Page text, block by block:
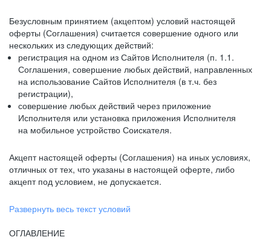
Безусловным принятием (акцептом) условий настоящей
оферты (Соглашения) считается совершение одного или
нескольких из следующих действий:
регистрация на одном из Сайтов Исполнителя (п. 1.1.
Соглашения, совершение любых действий, направленных
на использование Сайтов Исполнителя (в т.ч. без
регистрации),
совершение любых действий через приложение
Исполнителя или установка приложения Исполнителя
на мобильное устройство Соискателя.
Акцепт настоящей оферты (Соглашения) на иных условиях,
отличных от тех, что указаны в настоящей оферте, либо
акцепт под условием, не допускается.
Развернуть весь текст условий
ОГЛАВЛЕНИЕ